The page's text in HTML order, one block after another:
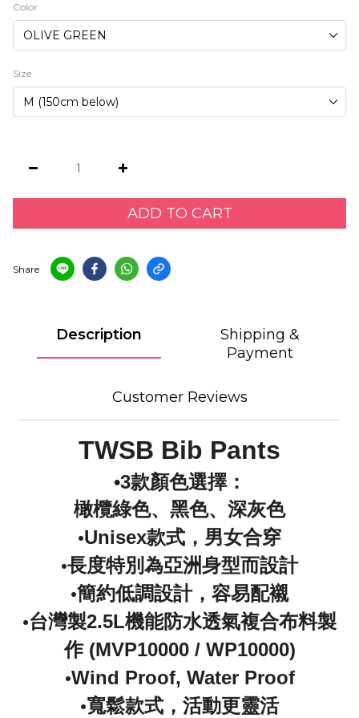
Color
Size
ADD TO CART
Share
Description
Shipping &
Payment
Customer Reviews
TWSB Bib Pants
•3款顏色選擇：
橄欖綠色、黑色、深灰色
•Unisex款式，男女合穿
•長度特別為亞洲身型而設計
•簡約低調設計，容易配襯
•台灣製2.5L機能防水透氣複合布料製
作 (MVP10000 / WP10000)
•Wind Proof, Water Proof
•寬鬆款式，活動更靈活